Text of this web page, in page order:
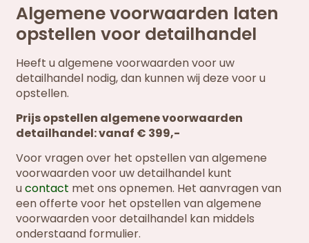
Algemene voorwaarden laten
opstellen voor detailhandel
Heeft u algemene voorwaarden voor uw
detailhandel nodig, dan kunnen wij deze voor u
opstellen.
Prijs opstellen algemene voorwaarden
detailhandel: vanaf € 399,-
Voor vragen over het opstellen van algemene
voorwaarden voor uw detailhandel kunt
ucontact met ons opnemen. Het aanvragen van
een offerte voor het opstellen van algemene
voorwaarden voor detailhandel kan middels
onderstaand formulier.